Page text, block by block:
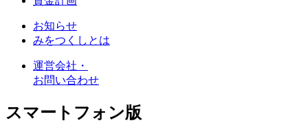
お知らせ
みをつくしとは
運営会社・
お問い合わせ
スマートフォン版